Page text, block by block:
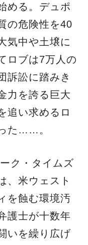
める。デュポ
の危険性を40
気中や土壌に
ロブは7万人の
訴訟に踏みき
力を誇る巨大
追い求めるロ
た……。
ク・タイムズ
、米ウェスト
を蝕む環境汚
護士が十数年
いを繰り広げ